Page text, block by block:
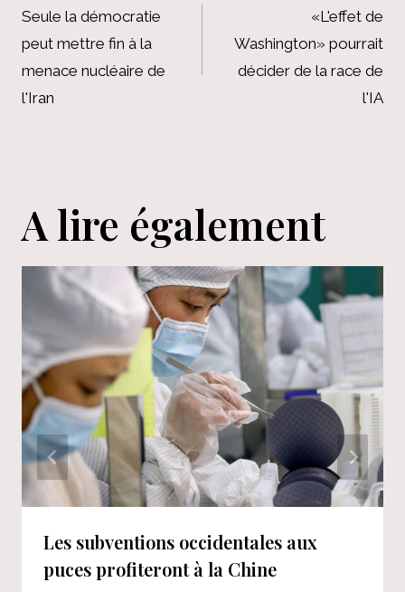
de
l’article
Seule la démocratie
peut mettre fin à la
menace nucléaire de
l'Iran
«L'effet de
Washington» pourrait
décider de la race de
l'IA
A lire également
Les subventions occidentales aux
puces profiteront à la Chine